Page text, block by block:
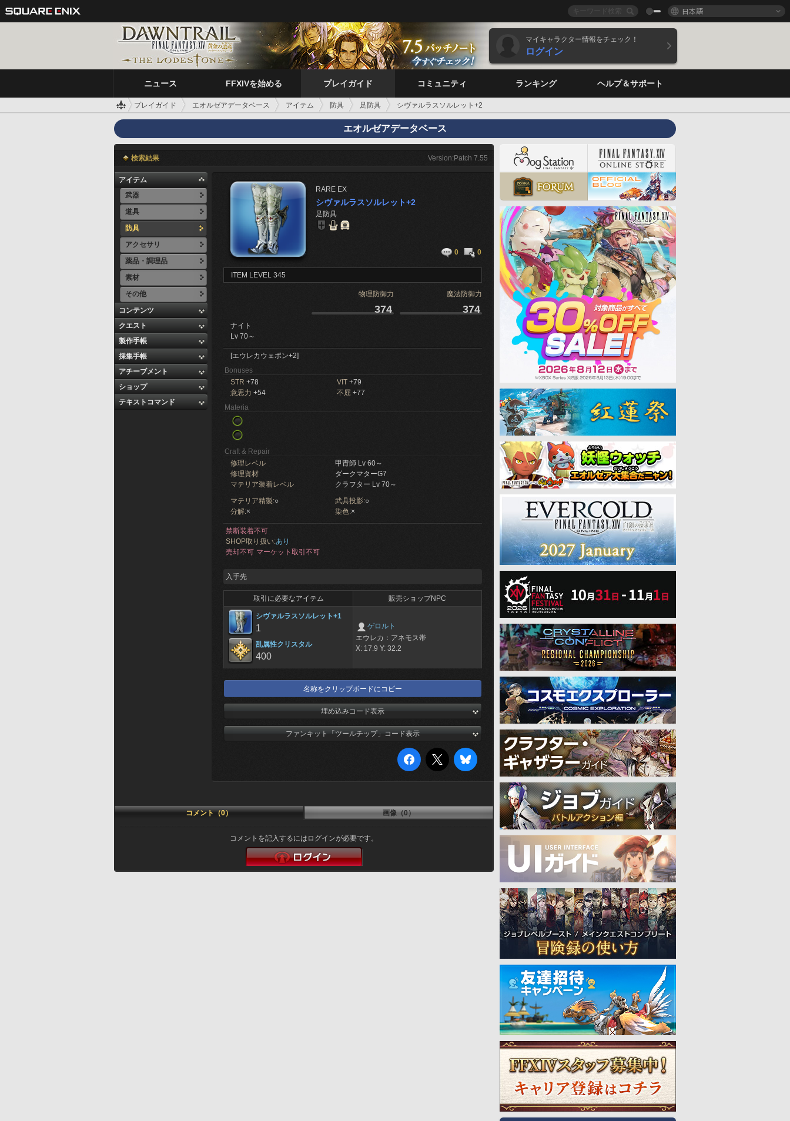
日本語
マイキャラクター情報をチェック！
ログイン
ニュース FFXIVを始める プレイガイド コミュニティ ランキング ヘルプ＆サポート
プレイガイド エオルゼアデータベース アイテム 防具 足防具 シヴァルラスソルレット+2
エオルゼアデータベース
検索結果 Version:Patch 7.55
アイテム
武器
道具
防具
アクセサリ
薬品・調理品
素材
その他
コンテンツ
クエスト
製作手帳
採集手帳
アチーブメント
ショップ
テキストコマンド
RARE EX
シヴァルラスソルレット+2
足防具
0 0
ITEM LEVEL 345
物理防御力 魔法防御力
374 374
ナイト
Lv 70～
[エウレカウェポン+2]
Bonuses
STR +78 VIT +79
意思力 +54 不屈 +77
Materia
Craft & Repair
修理レベル
甲冑師 Lv 60～
修理資材
ダークマターG7
マテリア装着レベル
クラフター Lv 70～
マテリア精製:○ 武具投影:○
分解:× 染色:×
禁断装着不可
SHOP取り扱い:あり
売却不可 マーケット取引不可
入手先
取引に必要なアイテム 販売ショップNPC
シヴァルラスソルレット+1
1
乱属性クリスタル
400
ゲロルト
エウレカ：アネモス帯
X: 17.9 Y: 32.2
名称をクリップボードにコピー
埋め込みコード表示
ファンキット「ツールチップ」コード表示
コメント（0） 画像（0）
コメントを記入するにはログインが必要です。